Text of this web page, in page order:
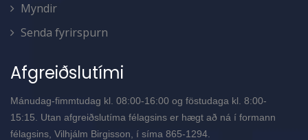
Myndir
Senda fyrirspurn
Afgreiðslutími
Mánudag-fimmtudag kl. 08:00-16:00 og föstudaga kl. 8:00-
15:15. Utan afgreiðslutíma félagsins er hægt að ná í formann
félagsins, Vilhjálm Birgisson, í síma 865-1294.